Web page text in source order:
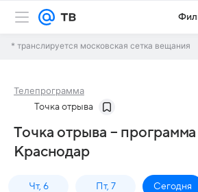
* транслируется московская сетка вещания
Телепрограмма
Точка отрыва
Точка отрыва –
Краснодар
Чт, 6 Пт, 7 Сегодня